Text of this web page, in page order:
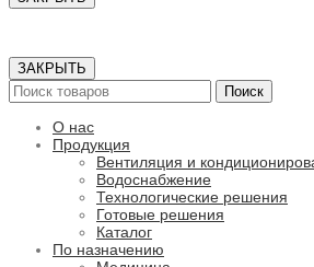
ЗАКРЫТЬ
Поиск
О нас
Продукция
Вентиляция и
Водоснабжение
Технологические решения
Готовые решения
Каталог
По назначению